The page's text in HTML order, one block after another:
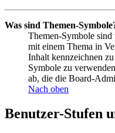
Was sind Themen-
Themen-Symbole
mit einem Thema in
Inhalt kennzeichnen
Symbole zu
ab, die die Board-
Nach oben
Benutzer-Stufen